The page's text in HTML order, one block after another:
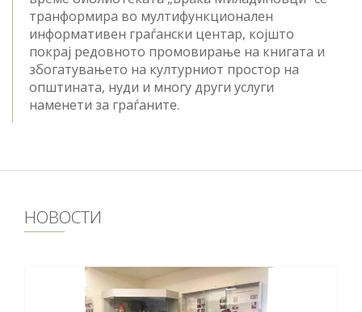
транформира во мултифункционален
информативен граѓански центар, којшто
покрај редовното промовирање на книгата и
збогатувањето на културниот простор на
општината, нуди и многу други услуги
наменети за граѓаните.
НОВОСТИ